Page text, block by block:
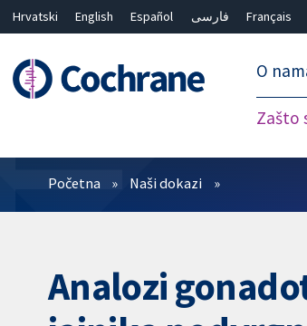
Hrvatski English Español فارسی Français
O
Zašto
Prečistači
Početna Naši dokazi
Analozi